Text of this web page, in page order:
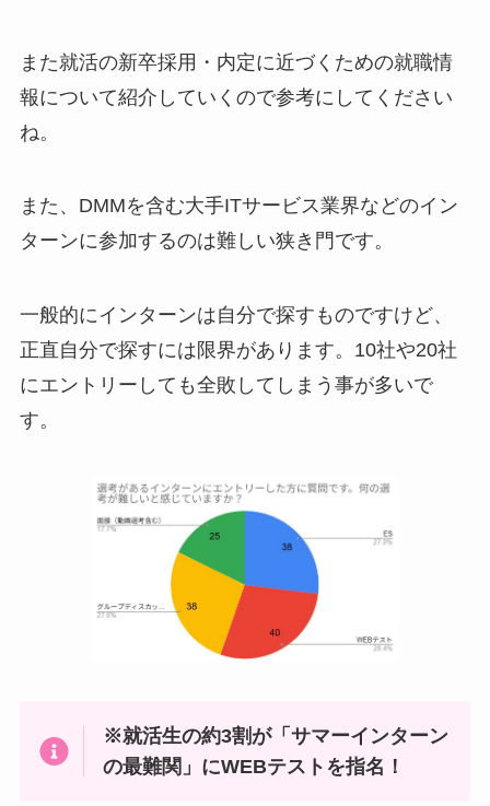
また就活の新卒採用・内定に近づくための就職情
報について紹介していくので参考にしてください
ね。
また、DMMを含む大手ITサービス業界などのイン
ターンに参加するのは難しい狭き門です。
一般的にインターンは自分で探すものですけど、
正直自分で探すには限界があります。10社や20社
にエントリーしても全敗してしまう事が多いで
す。
※就活生の約3割が「サマーインターン
の最難関」にWEBテストを指名！